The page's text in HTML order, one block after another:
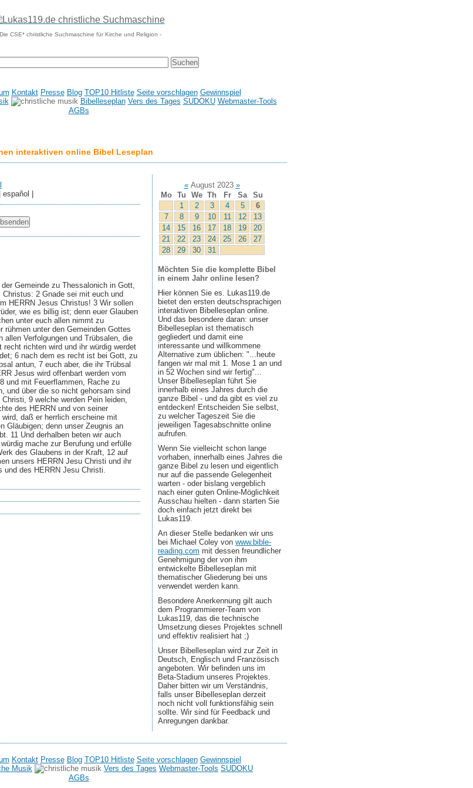
CSE* christliche Suchmaschine für Kirche und Religion -
Kontakt Presse Blog TOP10 Hitliste Seite vorschlagen Gewinnspiel
Bibelleseplan Vers des Tages SUDOKU Webmaster-Tools
AGBs
interaktiven online Bibel Leseplan
|
Gemeinde zu Thessalonich in Gott,
2 Gnade sei mit euch und
HERRN Jesus Christus! 3 Wir sollen
wie es billig ist; denn euer Glauben
unter euch allen nimmt zu
rühmen unter den Gemeinden Gottes
allen Verfolgungen und Trübsalen, die
richten wird und ihr würdig werdet
6 nach dem es recht ist bei Gott, zu
antun, 7 euch aber, die ihr Trübsal
Jesus wird offenbart werden vom
und mit Feuerflammen, Rache zu
und über die so nicht gehorsam sind
9 welche werden Pein leiden,
des HERRN und von seiner
daß er herrlich erscheine mit
Gläubigen; denn unser Zeugnis an
11 Und derhalben beten wir auch
mache zur Berufung und erfülle
des Glaubens in der Kraft, 12 auf
unsers HERRN Jesu Christi und ihr
des HERRN Jesu Christi.
«August 2023 »
Mo
Tu We Th Fr Sa
Su
1
2 3 4 5
6
7
8 9 10 11 12
13
14
15 16 17 18 19
20
21
22 23 24 25 26
27
28
29 30 31
Möchten Sie die komplette Bibel
in einem Jahr online lesen?
Hier können Sie es. Lukas119.de
bietet den ersten deutschsprachigen
interaktiven Bibelleseplan online.
Und das besondere daran: unser
Bibelleseplan ist thematisch
gegliedert und damit eine
interessante und willkommene
Alternative zum üblichen: "...heute
fangen wir mal mit 1. Mose 1 an und
in 52 Wochen sind wir fertig"...
Unser Bibelleseplan führt Sie
innerhalb eines Jahres durch die
ganze Bibel - und da gibt es viel zu
entdecken! Entscheiden Sie selbst,
zu welcher Tageszeit Sie die
jeweiligen Tagesabschnitte online
aufrufen.
Wenn Sie vielleicht schon lange
vorhaben, innerhalb eines Jahres die
ganze Bibel zu lesen und eigentlich
nur auf die passende Gelegenheit
warten - oder bislang vergeblich
nach einer guten Online-Möglichkeit
Ausschau hielten - dann starten Sie
doch einfach jetzt direkt bei
Lukas119.
An dieser Stelle bedanken wir uns
bei Michael Coley von www.bible-
reading.com mit dessen freundlicher
Genehmigung der von ihm
entwickelte Bibelleseplan mit
thematischer Gliederung bei uns
verwendet werden kann.
Besondere Anerkennung gilt auch
dem Programmierer-Team von
Lukas119, das die technische
Umsetzung dieses Projektes schnell
und effektiv realisiert hat ;)
Unser Bibelleseplan wird zur Zeit in
Deutsch, Englisch und Französisch
angeboten. Wir befinden uns im
Beta-Stadium unseres Projektes.
Daher bitten wir um Verständnis,
falls unser Bibelleseplan derzeit
noch nicht voll funktionsfähig sein
sollte. Wir sind für Feedback und
Anregungen dankbar.
Kontakt Presse Blog TOP10 Hitliste Seite vorschlagen Gewinnspiel
Musik
Vers des Tages Webmaster-Tools SUDOKU
AGBs